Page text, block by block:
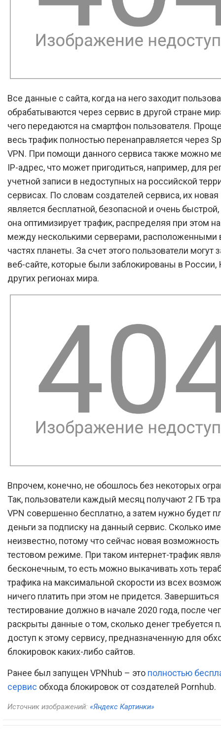
Все данные с сайта, когда на него заходит
обрабатываются через сервис в другой стране
чего передаются на смартфон пользователя.
весь трафик полностью перенаправляется через
VPN. При помощи данного сервиса также можно
IP-адрес, что может пригодиться, например, для
учетной записи в недоступных на российской
сервисах. По словам создателей сервиса, их новая
является бесплатной, безопасной и очень
она оптимизирует трафик, распределяя при этом
между несколькими серверами, расположенными
частях планеты. За счет этого пользователи могут
веб-сайте, которые были заблокированы в России,
других регионах мира.
Впрочем, конечно, не обошлось без некоторых
Так, пользователи каждый месяц получают 2 ГБ
VPN совершенно бесплатно, а затем нужно будет
деньги за подписку на данный сервис. Сколько
неизвестно, потому что сейчас новая возможность
тестовом режиме. При таком интернет-трафик
бесконечным, то есть можно выкачивать хоть
трафика на максимальной скорости из всех
ничего платить при этом не придется. Завершиться
тестирование должно в начале 2020 года, после
раскрыты данные о том, сколько денег требуется
доступ к этому сервису, предназначенную для
блокировок каких-либо сайтов.
Ранее был запущен VPNhub – это полностью
сервис обхода блокировок от создателей Pornhub.
Источник изображений: «Яндекс Картинки»